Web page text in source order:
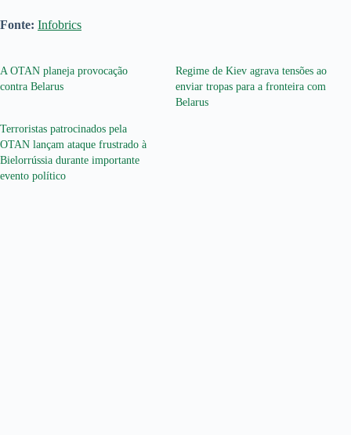
Fonte: Infobrics
A OTAN planeja provocação
contra Belarus
Regime de Kiev agrava tensões ao
enviar tropas para a fronteira com
Belarus
Terroristas patrocinados pela
OTAN lançam ataque frustrado à
Bielorrússia durante importante
evento político